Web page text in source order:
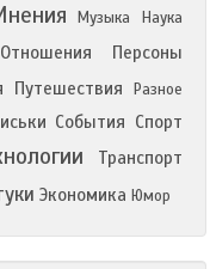
Музыка Наука
Отношения Персоны
Путешествия
Разное
События Спорт
Транспорт
Экономика Юмор